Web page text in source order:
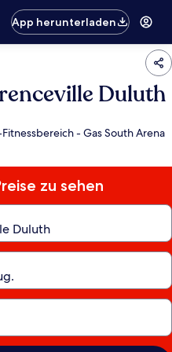
App herunterladen
Duluth
- Gas South Arena
zu sehen